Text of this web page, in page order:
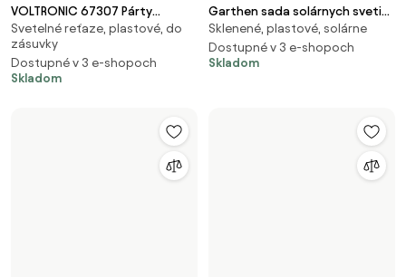
VOLTRONIC 67307 Párty
osvetlenie - 10 m, 100 LED diód,
studené biele + ovládač
Svetelné reťaze, plastové, do
zásuvky
Dostupné v 3 e-shopoch
Skladom
Garthen sada solárnych svetiel
D104354
Sklenené, plastové, solárne
Dostupné v 3 e-shopoch
Skladom